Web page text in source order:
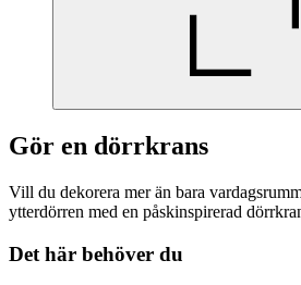
Gör en dörrkrans
Vill du dekorera mer än bara
ytterdörren med en påskinspirerad
Det här behöver du